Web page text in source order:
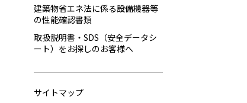
建築物省エネ法に係る設備機器等
の性能確認書類
取扱説明書・SDS（安全データシ
ート）をお探しのお客様へ
サイトマップ